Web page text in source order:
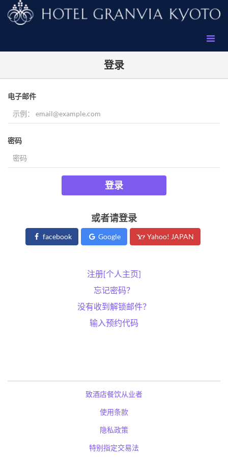
登录
电子邮件
密码
登录
或者请登录
facebook Google Yahoo! JAPAN
注册[个人主页]
忘记密码？
没有收到解锁邮件？
输入预约代码
致酒店餐饮从业者
使用条款
隐私政策
特别指定交易法